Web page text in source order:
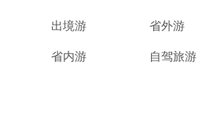
出境游 省外游
省内游 自驾旅游